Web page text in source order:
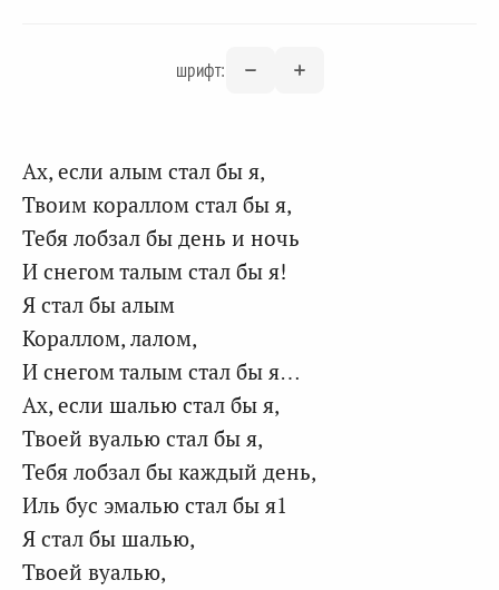
шрифт:
Ах, если алым стал бы я,
Твоим кораллом стал бы я,
Тебя лобзал бы день и ночь
И снегом талым стал бы я!
Я стал бы алым
Кораллом, лалом,
И снегом талым стал бы я…
Ах, если шалью стал бы я,
Твоей вуалью стал бы я,
Тебя лобзал бы каждый день,
Иль бус эмалью стал бы я1
Я стал бы шалью,
Твоей вуалью,